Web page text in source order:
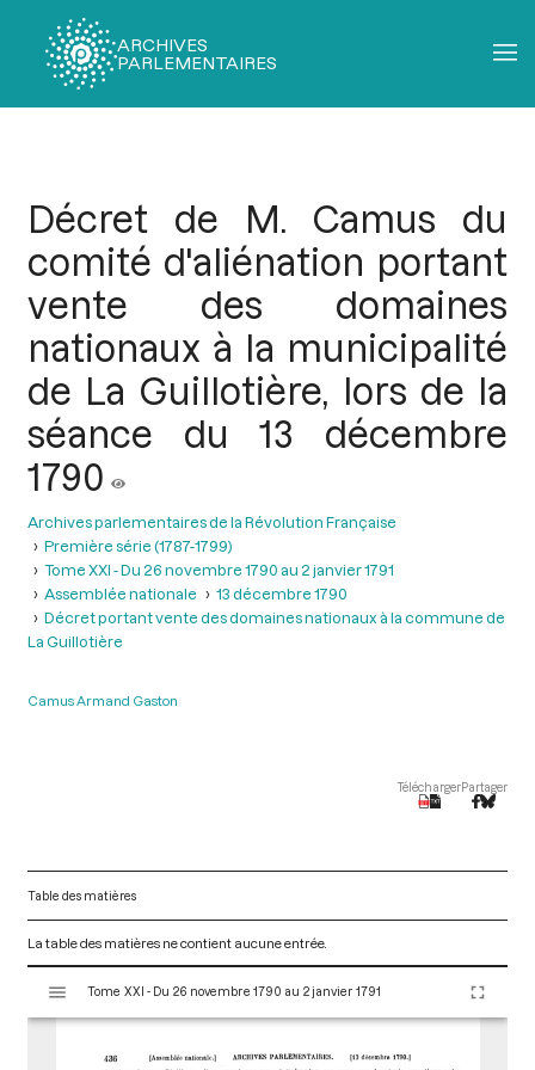
ARCHIVES
PARLEMENTAIRES
Décret de M. Camus du
comité d'aliénation portant
vente des domaines
nationaux à la municipalité
de La Guillotière, lors de la
séance du 13 décembre
1790
Archives parlementaires de la Révolution Française
Première série (1787-1799)
Tome XXI - Du 26 novembre 1790 au 2 janvier 1791
Assemblée nationale
13 décembre 1790
Décret portant vente des domaines nationaux à la commune de
La Guillotière
Camus Armand Gaston
TéléchargerPartager
Table des matières
La table des matières ne contient aucune entrée.
s
Tome XXI - Du 26 novembre 1790 au 2 janvier 1791